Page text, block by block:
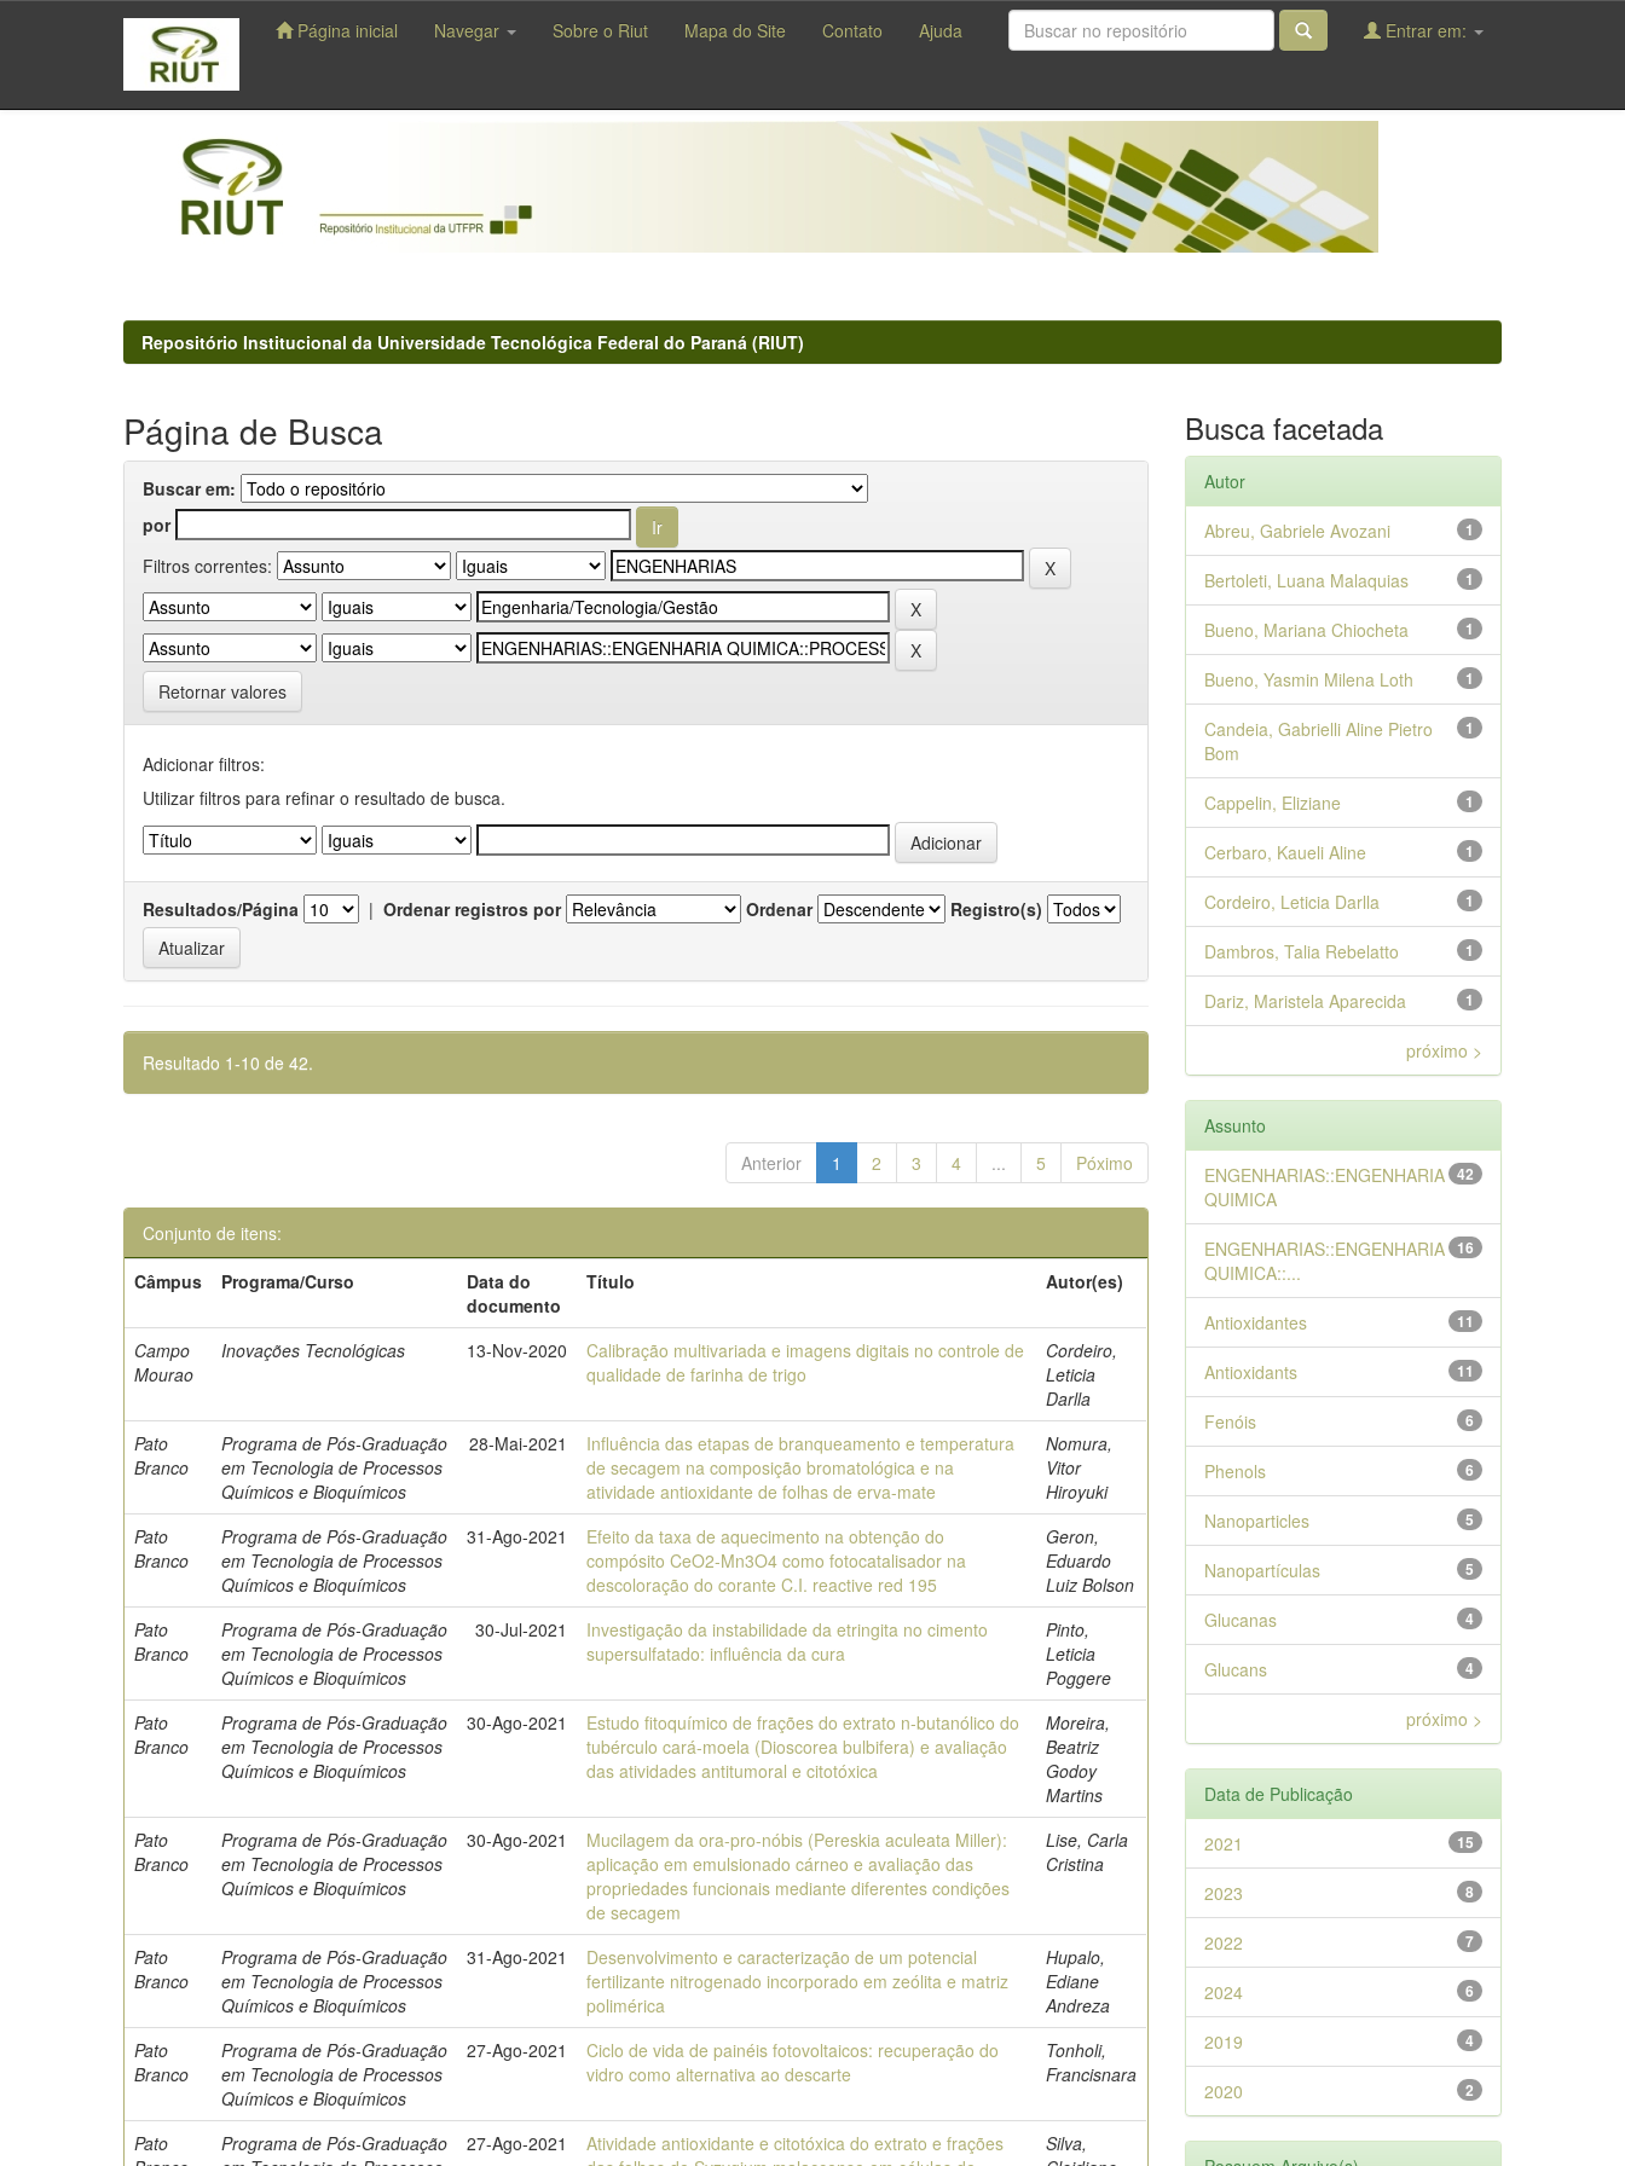
navigation
Página inicial Navegar Sobre o Riut Mapa do Site Contato Ajuda Entrar em:
Repositório Institucional da Universidade Tecnológica Federal do Paraná (RIUT)
Página de Busca
Buscar em:
por
Filtros correntes:
Retornar valores
Adicionar filtros:
Utilizar filtros para refinar o resultado de busca.
Resultados/Página | Ordenar registros por Ordenar Registro(s)
Resultado 1-10 de 42.
Anterior 1 2 3 4 ... 5 Póximo
Conjunto de itens:
Câmpus
Programa/Curso
Data do
documento
Título Autor(es)
Campo
Mourao
Inovações Tecnológicas 13-Nov-2020
Calibração multivariada e imagens digitais no controle de
qualidade de farinha de trigo
Cordeiro,
Leticia
Darlla
Pato
Branco
Programa de Pós-Graduação
em Tecnologia de Processos
Químicos e Bioquímicos
28-Mai-2021
Influência das etapas de branqueamento e temperatura
de secagem na composição bromatológica e na
atividade antioxidante de folhas de erva-mate
Nomura,
Vitor
Hiroyuki
Pato
Branco
Programa de Pós-Graduação
em Tecnologia de Processos
Químicos e Bioquímicos
31-Ago-2021
Efeito da taxa de aquecimento na obtenção do
compósito CeO2-Mn3O4 como fotocatalisador na
descoloração do corante C.I. reactive red 195
Geron,
Eduardo
Luiz Bolson
Pato
Branco
Programa de Pós-Graduação
em Tecnologia de Processos
Químicos e Bioquímicos
30-Jul-2021
Investigação da instabilidade da etringita no cimento
supersulfatado: influência da cura
Pinto,
Leticia
Poggere
Pato
Branco
Programa de Pós-Graduação
em Tecnologia de Processos
Químicos e Bioquímicos
30-Ago-2021
Estudo fitoquímico de frações do extrato n-butanólico do
tubérculo cará-moela (Dioscorea bulbifera) e avaliação
das atividades antitumoral e citotóxica
Moreira,
Beatriz
Godoy
Martins
Pato
Branco
Programa de Pós-Graduação
em Tecnologia de Processos
Químicos e Bioquímicos
30-Ago-2021
Mucilagem da ora-pro-nóbis (Pereskia aculeata Miller):
aplicação em emulsionado cárneo e avaliação das
propriedades funcionais mediante diferentes condições
de secagem
Lise, Carla
Cristina
Pato
Branco
Programa de Pós-Graduação
em Tecnologia de Processos
Químicos e Bioquímicos
31-Ago-2021
Desenvolvimento e caracterização de um potencial
fertilizante nitrogenado incorporado em zeólita e matriz
polimérica
Hupalo,
Ediane
Andreza
Pato
Branco
Programa de Pós-Graduação
em Tecnologia de Processos
Químicos e Bioquímicos
27-Ago-2021
Ciclo de vida de painéis fotovoltaicos: recuperação do
vidro como alternativa ao descarte
Tonholi,
Francisnara
Pato
Programa de Pós-Graduação
27-Ago-2021
Atividade antioxidante e citotóxica do extrato e frações
Silva,
Busca facetada
Autor
1
Abreu, Gabriele Avozani
1
Bertoleti, Luana Malaquias
1
Bueno, Mariana Chiocheta
1
Bueno, Yasmin Milena Loth
1
Candeia, Gabrielli Aline Pietro
Bom
1
Cappelin, Eliziane
1
Cerbaro, Kaueli Aline
1
Cordeiro, Leticia Darlla
1
Dambros, Talia Rebelatto
1
Dariz, Maristela Aparecida
próximo >
Assunto
42
ENGENHARIAS::ENGENHARIA
QUIMICA
16
ENGENHARIAS::ENGENHARIA
QUIMICA::...
11
Antioxidantes
11
Antioxidants
6
Fenóis
6
Phenols
5
Nanoparticles
5
Nanopartículas
4
Glucanas
4
Glucans
próximo >
Data de Publicação
15
2021
8
2023
7
2022
6
2024
4
2019
2
2020